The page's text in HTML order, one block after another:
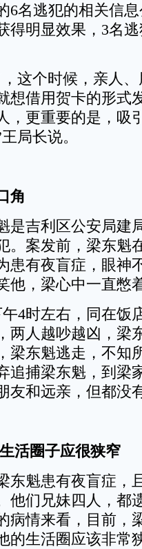
6名逃犯的相关信
得明显效果，3名
个时候，亲人、
想借用贺卡的形式
，更重要的是，吸
局长说。
角
吉利区公安局建
。案发前，梁东魁
患有夜盲症，眼神
他，梁心中一直憋
4时左右，同在饭
两人越吵越凶，梁
梁东魁逃走，不知
追捕梁东魁，到梁
友和远亲，但都没
圈子应很狭窄
魁患有夜盲症，
他们兄妹四人，都
病情来看，目前，
的生活圈应该非常